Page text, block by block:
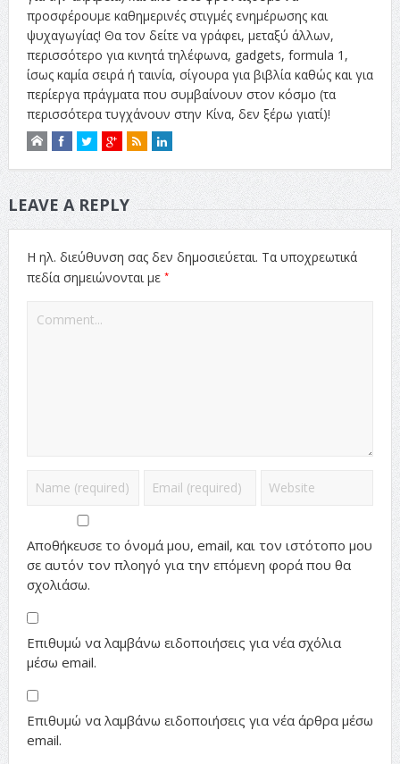
προσφέρουμε καθημερινές στιγμές ενημέρωσης και
ψυχαγωγίας! Θα τον δείτε να γράφει, μεταξύ άλλων,
περισσότερο για κινητά τηλέφωνα, gadgets, formula 1,
ίσως καμία σειρά ή ταινία, σίγουρα για βιβλία καθώς και για
περίεργα πράγματα που συμβαίνουν στον κόσμο (τα
περισσότερα τυγχάνουν στην Κίνα, δεν ξέρω γιατί)!
LEAVE A REPLY
Η ηλ. διεύθυνση σας δεν δημοσιεύεται. Τα υποχρεωτικά
πεδία σημειώνονται με *
Αποθήκευσε το όνομά μου, email, και τον ιστότοπο μου
σε αυτόν τον πλοηγό για την επόμενη φορά που θα
σχολιάσω.
Επιθυμώ να λαμβάνω ειδοποιήσεις για νέα σχόλια
μέσω email.
Επιθυμώ να λαμβάνω ειδοποιήσεις για νέα άρθρα μέσω
email.